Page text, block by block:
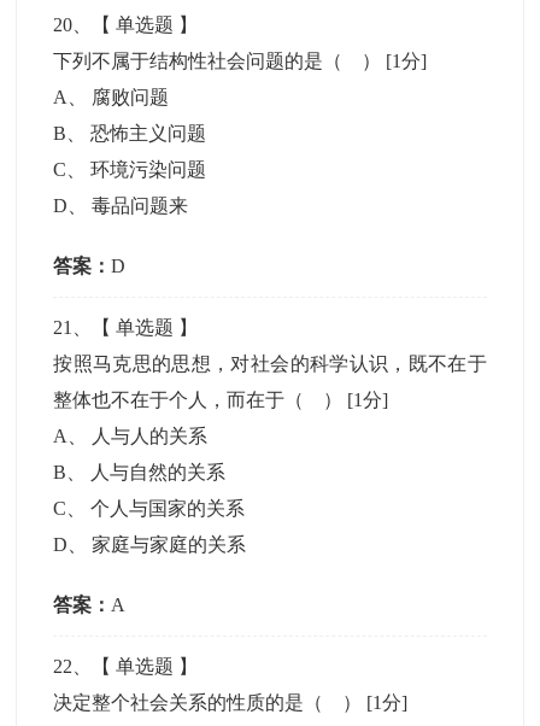
20 、【单选题 】
下列不属于结构性社会问题的是（ ） [1分]
A
腐败问题
B 、恐怖主义问题
C 、环境污染问题
D 、毒品问题来
答案：D
21 、【单选题 】
按照马克思的思想，对社会的科学认识，既不在于
整体也不在于个人，而在于（ ） [1分]
A
人与人的关系
B
人与自然的关系
C 、个人与国家的关系
D 、家庭与家庭的关系
答案： A
22 、【单选题 】
决定整个社会关系的性质的是（ ） [1分]